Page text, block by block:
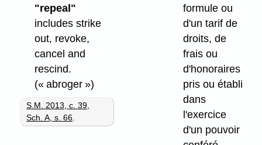
"repeal"
includes strike
out, revoke,
cancel and
rescind.
(« abroger »)
S.M. 2013, c. 39,
Sch. A, s. 66
formule ou
d'un tarif de
droits, de
frais ou
d'honoraires
pris ou établi
dans
l'exercice
d'un pouvoir